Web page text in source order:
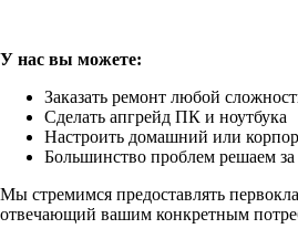
У нас вы можете:
Заказать ремонт любой
Сделать апгрейд ПК и ноутбука
Настроить домашний или
Большинство проблем решаем за
Мы стремимся предоставлять
отвечающий вашим конкретным